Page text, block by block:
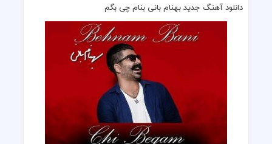
دانلود آهنگ جدید بهنام بانی بنام چی بگم